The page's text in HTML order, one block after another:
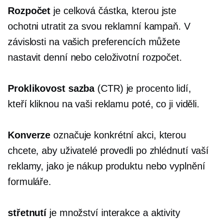
Rozpočet je celková částka, kterou jste
ochotni utratit za svou reklamní kampaň. V
závislosti na vašich preferencích můžete
nastavit denní nebo celoživotní rozpočet.
Proklikovostsazba(CTR) je procento lidí,
kteří kliknou na vaši reklamu poté, co ji viděli.
Konverze označuje konkrétní akci, kterou
chcete, aby uživatelé provedli po zhlédnutí vaší
reklamy, jako je nákup produktu nebo vyplnění
formuláře.
střetnutí je množství interakce a aktivity